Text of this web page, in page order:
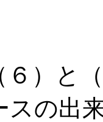
６）と
の出来